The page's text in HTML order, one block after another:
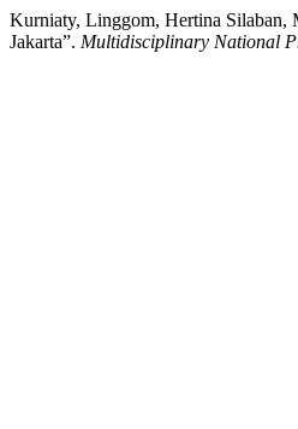
Kurniaty, Linggom, Hertina Silaban,
Jakarta”. Multidisciplinary National